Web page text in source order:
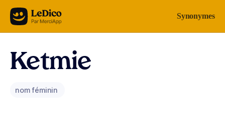
Aller au contenu Synonymes
Ketmie
nom féminin